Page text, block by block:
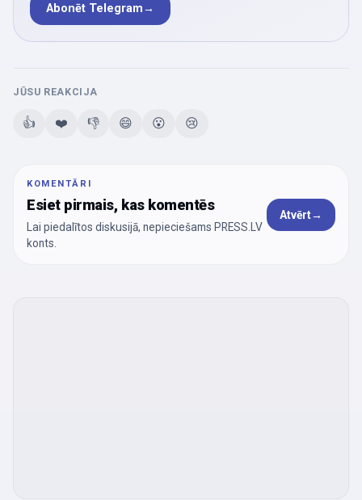
Abonēt Telegram→
JŪSU REAKCIJA
👍 ❤️ 👎 😄 😮 😢
KOMENTĀRI
Esiet pirmais, kas komentēs
Lai piedalītos diskusijā, nepieciešams PRESS.LV
konts.
Atvērt→